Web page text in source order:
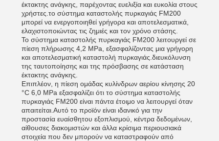
έκτακτης ανάγκης, παρέχοντας ευελιξία και ευκολία στους
χρήστες.το σύστημα καταστολής πυρκαγιάς FM200
μπορεί να ενεργοποιηθεί γρήγορα και αποτελεσματικά,
ελαχιστοποιώντας τις ζημιές και τον χρόνο στάσης.
Το σύστημα καταστολής πυρκαγιάς FM200 λειτουργεί σε
πίεση πλήρωσης 4,2 MPa, εξασφαλίζοντας μια γρήγορη
και αποτελεσματική καταστολή πυρκαγιάς.διευκόλυνση
της ταυτοποίησης και της πρόσβασης σε κατάσταση
έκτακτης ανάγκης.
Επιπλέον, η πίεση ομάδας κυλίνδρων αερίου κίνησης 20
°C 6,0 MPa εξασφαλίζει ότι το σύστημα καταστολής
πυρκαγιάς FM200 είναι πάντα έτοιμο να λειτουργεί όταν
απαιτείται.Αυτό το προϊόν είναι ιδανικό για την
προστασία ευαίσθητου εξοπλισμού, κέντρα δεδομένων,
αίθουσες διακομιστών και άλλα κρίσιμα περιουσιακά
στοιχεία που δεν μπορούν να καταστραφούν από